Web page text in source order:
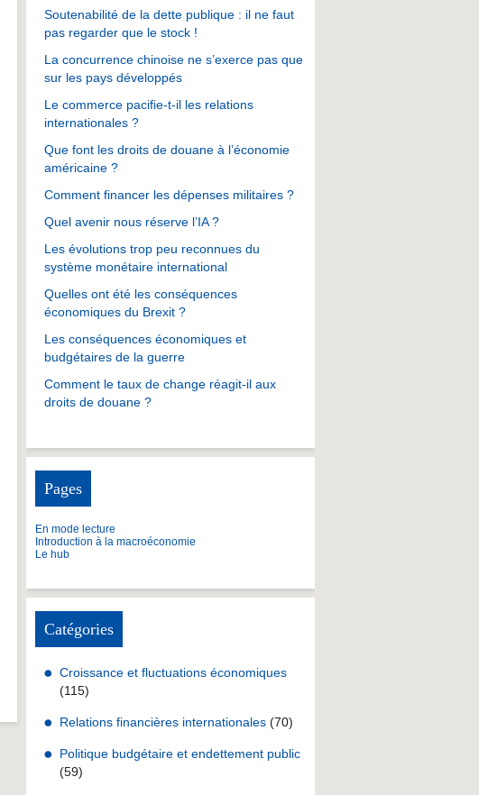
Soutenabilité de la dette publique : il ne faut
pas regarder que le stock !
La concurrence chinoise ne s’exerce pas que
sur les pays développés
Le commerce pacifie-t-il les relations
internationales ?
Que font les droits de douane à l’économie
américaine ?
Comment financer les dépenses militaires ?
Quel avenir nous réserve l’IA ?
Les évolutions trop peu reconnues du
système monétaire international
Quelles ont été les conséquences
économiques du Brexit ?
Les conséquences économiques et
budgétaires de la guerre
Comment le taux de change réagit-il aux
droits de douane ?
Pages
En mode lecture
Introduction à la macroéconomie
Le hub
Catégories
Croissance et fluctuations économiques
(115)
Relations financières internationales (70)
Politique budgétaire et endettement public
(59)